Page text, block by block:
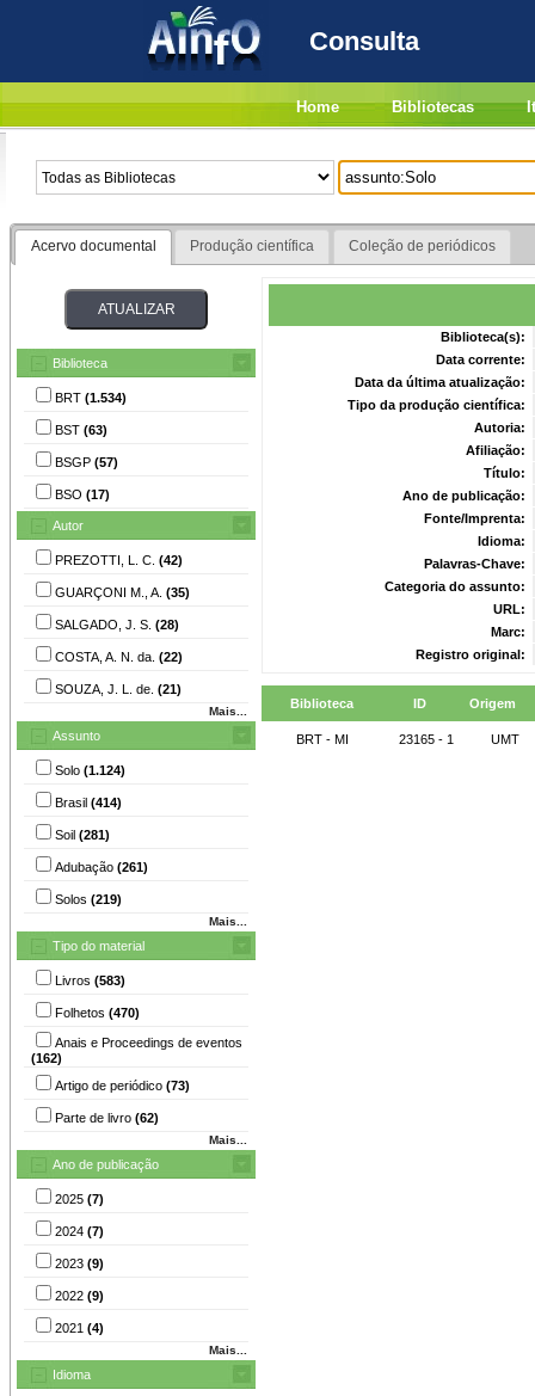
Consulta
Home Bibliotecas
Acervo documental Produção científica Coleção de periódicos
Biblioteca
BRT (1.534)
BST (63)
BSGP (57)
BSO (17)
Autor
PREZOTTI, L. C. (42)
GUARÇONI M., A. (35)
SALGADO, J. S. (28)
COSTA, A. N. da. (22)
SOUZA, J. L. de. (21)
Mais...
Assunto
Solo (1.124)
Brasil (414)
Soil (281)
Adubação (261)
Solos (219)
Mais...
Tipo do material
Livros (583)
Folhetos (470)
Anais e Proceedings de eventos
(162)
Artigo de periódico (73)
Parte de livro (62)
Mais...
Ano de publicação
2025 (7)
2024 (7)
2023 (9)
2022 (9)
2021 (4)
Mais...
Idioma
Biblioteca(s):
Data corrente:
Data da última atualização:
Tipo da produção científica:
Autoria:
Afiliação:
Título:
Ano de publicação:
Fonte/Imprenta:
Idioma:
Palavras-Chave:
Categoria do assunto:
URL:
Marc:
Registro original:
Biblioteca ID Origem
BRT - MI 23165 - 1 UMT